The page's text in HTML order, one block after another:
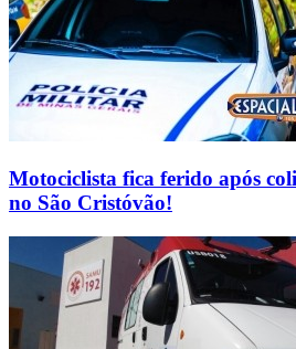
Motociclista fica ferido após
no São Cristóvão!